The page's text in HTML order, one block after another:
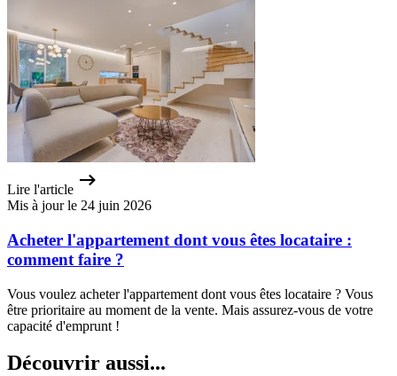
Lire l'article
Mis à jour le 24 juin 2026
Acheter l'appartement dont vous êtes locataire :
comment faire ?
Vous voulez acheter l'appartement dont vous êtes locataire ? Vous
être prioritaire au moment de la vente. Mais assurez-vous de votre
capacité d'emprunt !
Découvrir aussi...